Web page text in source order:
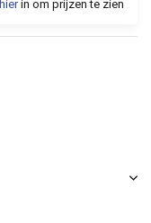
hierin om prijzen te zien